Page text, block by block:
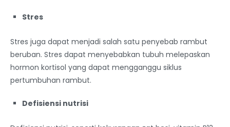
Stres
Stres juga dapat menjadi salah satu penyebab rambut
beruban. Stres dapat menyebabkan tubuh melepaskan
hormon kortisol yang dapat mengganggu siklus
pertumbuhan rambut.
Defisiensi nutrisi